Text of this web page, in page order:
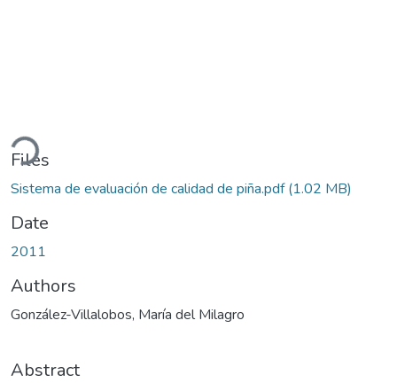
Files
Sistema de evaluación de calidad de piña.pdf(1.02 MB)
Date
2011
Authors
González-Villalobos, María del Milagro
Abstract